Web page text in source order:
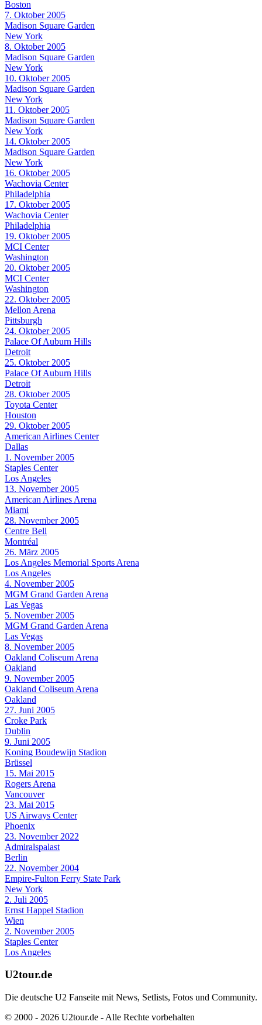
Boston
7. Oktober 2005
Madison Square Garden
New York
8. Oktober 2005
Madison Square Garden
New York
10. Oktober 2005
Madison Square Garden
New York
11. Oktober 2005
Madison Square Garden
New York
14. Oktober 2005
Madison Square Garden
New York
16. Oktober 2005
Wachovia Center
Philadelphia
17. Oktober 2005
Wachovia Center
Philadelphia
19. Oktober 2005
MCI Center
Washington
20. Oktober 2005
MCI Center
Washington
22. Oktober 2005
Mellon Arena
Pittsburgh
24. Oktober 2005
Palace Of Auburn Hills
Detroit
25. Oktober 2005
Palace Of Auburn Hills
Detroit
28. Oktober 2005
Toyota Center
Houston
29. Oktober 2005
American Airlines Center
Dallas
1. November 2005
Staples Center
Los Angeles
13. November 2005
American Airlines Arena
Miami
28. November 2005
Centre Bell
Montréal
26. März 2005
Los Angeles Memorial Sports Arena
Los Angeles
4. November 2005
MGM Grand Garden Arena
Las Vegas
5. November 2005
MGM Grand Garden Arena
Las Vegas
8. November 2005
Oakland Coliseum Arena
Oakland
9. November 2005
Oakland Coliseum Arena
Oakland
27. Juni 2005
Croke Park
Dublin
9. Juni 2005
Koning Boudewijn Stadion
Brüssel
15. Mai 2015
Rogers Arena
Vancouver
23. Mai 2015
US Airways Center
Phoenix
23. November 2022
Admiralspalast
Berlin
22. November 2004
Empire-Fulton Ferry State Park
New York
2. Juli 2005
Ernst Happel Stadion
Wien
2. November 2005
Staples Center
Los Angeles
U2tour.de
Die deutsche U2 Fanseite mit News, Setlists, Fotos und Community.
© 2000 - 2026 U2tour.de - Alle Rechte vorbehalten